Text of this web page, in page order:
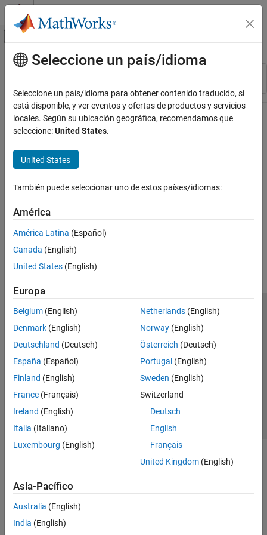
Saltar al contenido
Mostrar/ocultar menú de navegación
Recurso
Contenido principal
Seleccione un país/idioma
Seleccione un país/idioma para obtener contenido traducido, si
está disponible, y ver eventos y ofertas de productos y servicios
locales. Según su ubicación geográfica, recomendamos que
seleccione:United States.
United States
También puede seleccionar uno de estos países/idiomas:
América
América Latina (Español)
Canada (English)
United States (English)
Europa
Belgium (English)
Denmark (English)
Deutschland (Deutsch)
España (Español)
Finland (English)
France (Français)
Ireland (English)
Italia (Italiano)
Luxembourg (English)
Netherlands(English)
Norway(English)
Österreich (Deutsch)
Portugal (English)
Sweden (English)
Switzerland
Deutsch
English
Français
United Kingdom(English)
Asia-Pacífico
Australia (English)
India (English)
Centro de confianza
Marcas comerciales
Política de privacidad
Antipiratería
Estado de las aplicaciones
Información de contacto
© 1994-2026 The MathWorks, Inc.